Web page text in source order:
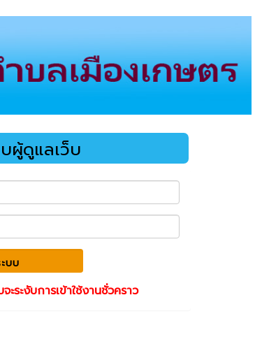
บผู้ดูแลเว็บ
ระงับการเข้าใช้งานชั่วคราว